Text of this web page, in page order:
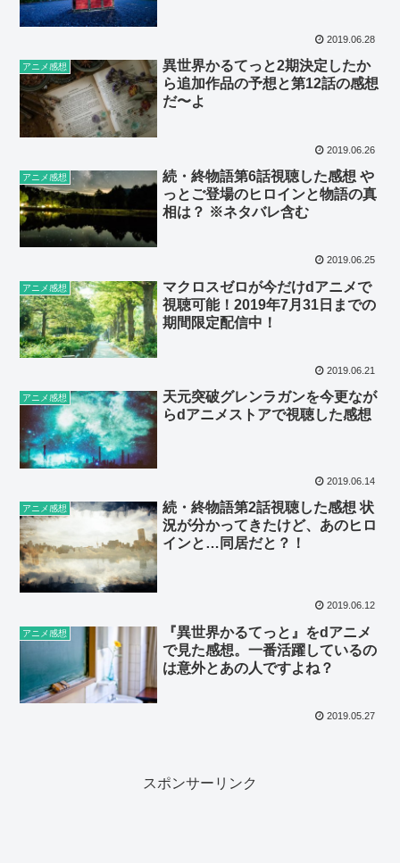
2019.06.28
アニメ感想
異世界かるてっと2期決定したか
ら追加作品の予想と第12話の感想
だ〜よ
2019.06.26
アニメ感想
続・終物語第6話視聴した感想 や
っとご登場のヒロインと物語の真
相は？ ※ネタバレ含む
2019.06.25
アニメ感想
マクロスゼロが今だけdアニメで
視聴可能！2019年7月31日までの
期間限定配信中！
2019.06.21
アニメ感想
天元突破グレンラガンを今更なが
らdアニメストアで視聴した感想
2019.06.14
アニメ感想
続・終物語第2話視聴した感想 状
況が分かってきたけど、あのヒロ
インと…同居だと？！
2019.06.12
アニメ感想
『異世界かるてっと』をdアニメ
で見た感想。一番活躍しているの
は意外とあの人ですよね？
2019.05.27
スポンサーリンク